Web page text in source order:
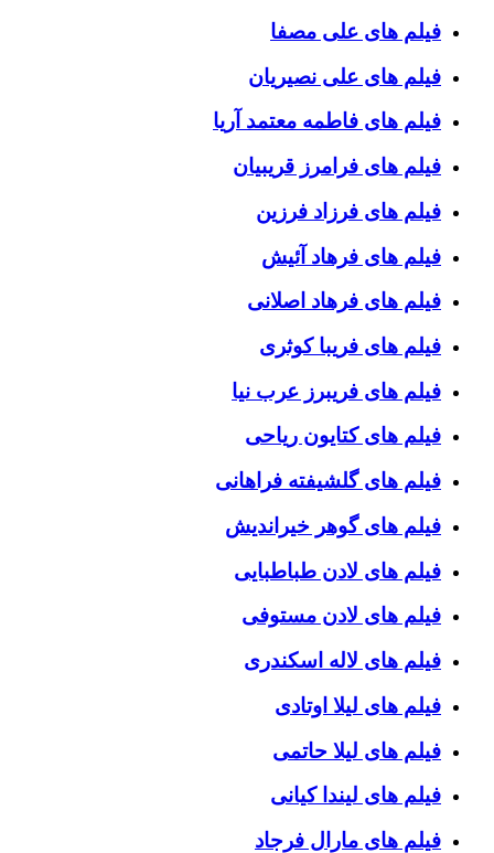
فیلم های علی مصفا
فیلم های علی نصیریان
فیلم های فاطمه معتمد آریا
فیلم های فرامرز قریبیان
فیلم های فرزاد فرزین
فیلم های فرهاد آئیش
فیلم های فرهاد اصلانی
فیلم های فریبا کوثری
فیلم های فریبرز عرب نیا
فیلم های کتایون ریاحی
فیلم های گلشیفته فراهانی
فیلم های گوهر خیراندیش
فیلم های لادن طباطبایی
فیلم های لادن مستوفی
فیلم های لاله اسکندری
فیلم های لیلا اوتادی
فیلم های لیلا حاتمی
فیلم های لیندا کیانی
فیلم های مارال فرجاد